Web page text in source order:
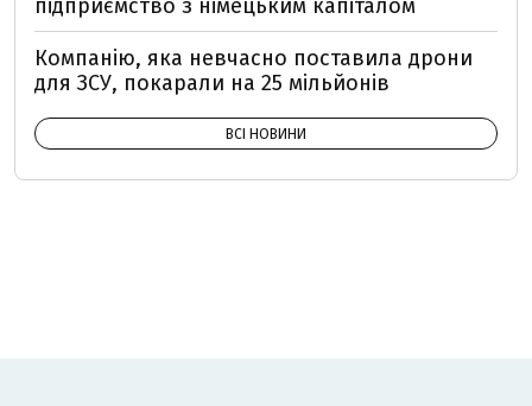
підприємство з німецьким капіталом
Компанію, яка невчасно поставила дрони
для ЗСУ, покарали на 25 мільйонів
ВСІ НОВИНИ